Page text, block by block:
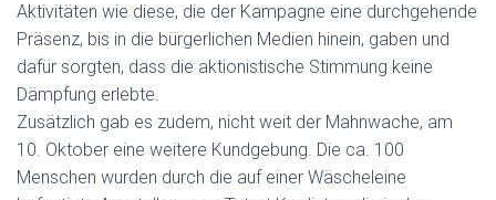
Aktivitäten wie diese, die der Kampagne eine durchgehende
Präsenz, bis in die bürgerlichen Medien hinein, gaben und
dafür sorgten, dass die aktionistische Stimmung keine
Dämpfung erlebte.
Zusätzlich gab es zudem, nicht weit der Mahnwache, am
10. Oktober eine weitere Kundgebung. Die ca. 100
Menschen wurden durch die auf einer Wäscheleine